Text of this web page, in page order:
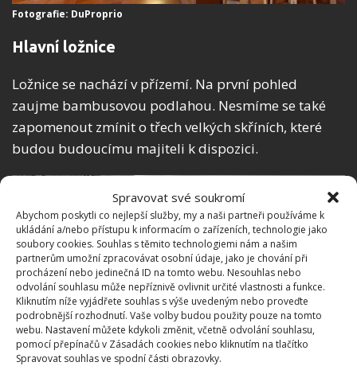
Spravovat své soukromí
Abychom poskytli co nejlepší služby, my a naši partneři používáme k
ukládání a/nebo přístupu k informacím o zařízeních, technologie jako
soubory cookies. Souhlas s těmito technologiemi nám a našim
partnerům umožní zpracovávat osobní údaje, jako je chování při
procházení nebo jedinečná ID na tomto webu. Nesouhlas nebo
odvolání souhlasu může nepříznivě ovlivnit určité vlastnosti a funkce.
Kliknutím níže vyjádřete souhlas s výše uvedeným nebo proveďte
podrobnější rozhodnutí. Vaše volby budou použity pouze na tomto
webu. Nastavení můžete kdykoli změnit, včetně odvolání souhlasu,
pomocí přepínačů v Zásadách cookies nebo kliknutím na tlačítko
Spravovat souhlas ve spodní části obrazovky.
Fotografie: DuProprio
Hlavní ložnice
Ložnice se nachází v přízemí. Na první pohled
zaujme bambusovou podlahou. Nesmíme se také
zapomenout zmínit o třech velkých skříních, které
budou budoucímu majiteli k dispozici.